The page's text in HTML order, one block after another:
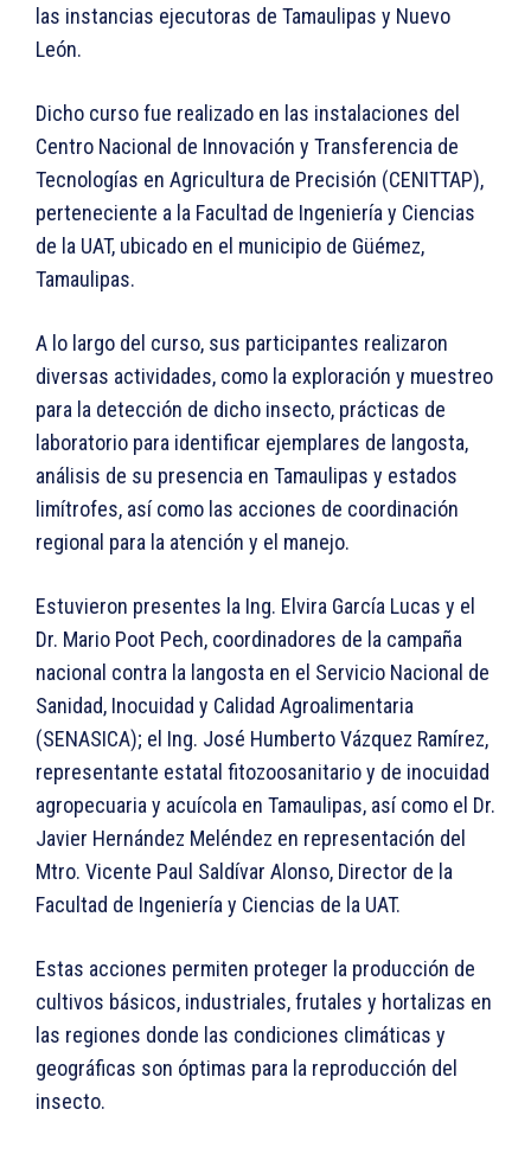
las instancias ejecutoras de Tamaulipas y Nuevo
León.
Dicho curso fue realizado en las instalaciones del
Centro Nacional de Innovación y Transferencia de
Tecnologías en Agricultura de Precisión (CENITTAP),
perteneciente a la Facultad de Ingeniería y Ciencias
de la UAT, ubicado en el municipio de Güémez,
Tamaulipas.
A lo largo del curso, sus participantes realizaron
diversas actividades, como la exploración y muestreo
para la detección de dicho insecto, prácticas de
laboratorio para identificar ejemplares de langosta,
análisis de su presencia en Tamaulipas y estados
limítrofes, así como las acciones de coordinación
regional para la atención y el manejo.
Estuvieron presentes la Ing. Elvira García Lucas y el
Dr. Mario Poot Pech, coordinadores de la campaña
nacional contra la langosta en el Servicio Nacional de
Sanidad, Inocuidad y Calidad Agroalimentaria
(SENASICA); el Ing. José Humberto Vázquez Ramírez,
representante estatal fitozoosanitario y de inocuidad
agropecuaria y acuícola en Tamaulipas, así como el Dr.
Javier Hernández Meléndez en representación del
Mtro. Vicente Paul Saldívar Alonso, Director de la
Facultad de Ingeniería y Ciencias de la UAT.
Estas acciones permiten proteger la producción de
cultivos básicos, industriales, frutales y hortalizas en
las regiones donde las condiciones climáticas y
geográficas son óptimas para la reproducción del
insecto.